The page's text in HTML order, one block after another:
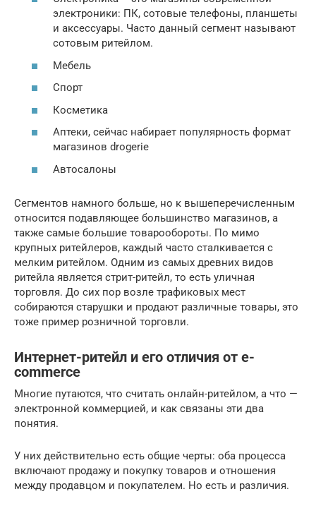
электроники: ПК, сотовые телефоны, планшеты
и аксессуары. Часто данный сегмент называют
сотовым ритейлом.
Мебель
Спорт
Косметика
Аптеки, сейчас набирает популярность формат
магазинов drogerie
Автосалоны
Сегментов намного больше, но к вышеперечисленным
относится подавляющее большинство магазинов, а
также самые большие товарообороты. По мимо
крупных ритейлеров, каждый часто сталкивается с
мелким ритейлом. Одним из самых древних видов
ритейла является стрит-ритейл, то есть уличная
торговля. До сих пор возле трафиковых мест
собираются старушки и продают различные товары, это
тоже пример розничной торговли.
Интернет-ритейл и его отличия от e-
commerce
Многие путаются, что считать онлайн-ритейлом, а что —
электронной коммерцией, и как связаны эти два
понятия.
У них действительно есть общие черты: оба процесса
включают продажу и покупку товаров и отношения
между продавцом и покупателем. Но есть и различия.